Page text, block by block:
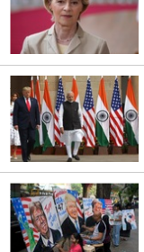
2025/01/22
2024/11/09